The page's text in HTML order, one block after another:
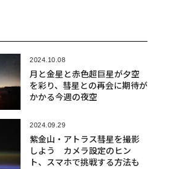
2024.10.08
月と金星と赤色超巨星が夕空
を彩り、彗星との再会に期待が
かかる今週の夜空
2024.09.29
紫金山・アトラス彗星を撮影
しよう カメラ設定のヒン
ト、スマホで挑戦する方法も